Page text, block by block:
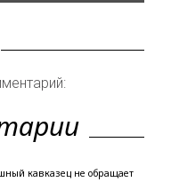
кавказец не обращает